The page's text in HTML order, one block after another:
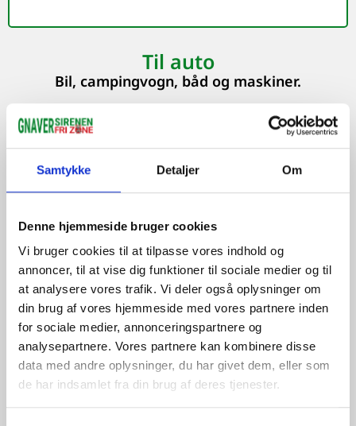
Samtykke Detaljer Om
Denne hjemmeside bruger cookies
Vi bruger cookies til at tilpasse vores indhold og
annoncer, til at vise dig funktioner til sociale medier og til
at analysere vores trafik. Vi deler også oplysninger om
din brug af vores hjemmeside med vores partnere inden
for sociale medier, annonceringspartnere og
analysepartnere. Vores partnere kan kombinere disse
data med andre oplysninger, du har givet dem, eller som
de har indsamlet fra din brug af deres tjenester.
Til auto
Bil, campingvogn, båd og maskiner.